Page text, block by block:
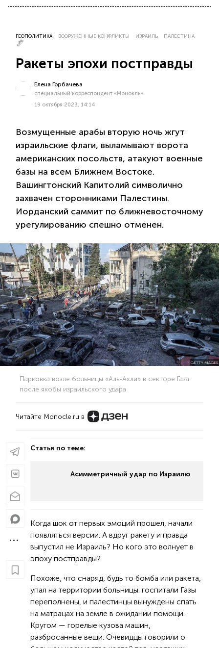
ГЕОПОЛИТИКА ВООРУЖЕННЫЕ КОНФЛИКТЫ ИЗРАИЛЬ ПАЛЕСТИНА
Ракеты эпохи постправды
Елена Горбачева
специальный корреспондент «Монокль»
19 октября 2023, 14:14
Возмущенные арабы вторую ночь жгут
израильские флаги, выламывают ворота
американских посольств, атакуют военные
базы на всем Ближнем Востоке.
Вашингтонский Капитолий символично
захвачен сторонниками Палестины.
Иорданский саммит по ближневосточному
урегулированию спешно отменен.
GETTYIMAGES
Парковка возле больницы «Аль-Ахли» в секторе Газа
после якобы израильского удара
Читайте Monocle.ru в
Статья по теме:
Асимметричный удар по Израилю
Когда шок от первых эмоций прошел, начали
появляться версии. А вдруг ракету и правда
выпустил не Израиль? Но кого это волнует в
эпоху постправды?
Похоже, что снаряд, будь то бомба или ракета,
упал на территории больницы: госпитали Газы
переполнены, и палестинцы вынуждены спать
на матрацах на земле в ожидании помощи.
Кругом — горелые кузова машин,
разбросанные вещи. Очевидцы говорили о